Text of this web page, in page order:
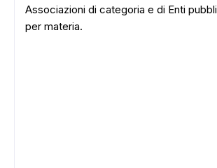
Associazioni di categoria e di Enti
per materia.